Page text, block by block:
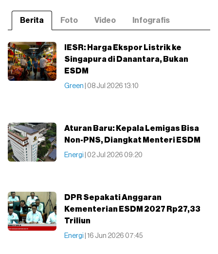
Berita Foto Video Infografis
IESR: Harga Ekspor Listrik ke
Singapura di Danantara, Bukan
ESDM
Green | 08 Jul 2026 13:10
Aturan Baru: Kepala Lemigas Bisa
Non-PNS, Diangkat Menteri ESDM
Energi | 02 Jul 2026 09:20
DPR Sepakati Anggaran
Kementerian ESDM 2027 Rp27,33
Triliun
Energi | 16 Jun 2026 07:45